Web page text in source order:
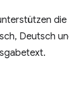
die
Deutsch